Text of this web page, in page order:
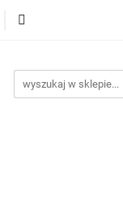
PROMOCJE